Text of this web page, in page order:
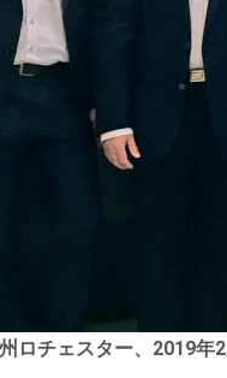
ロチェスター、 2019年2